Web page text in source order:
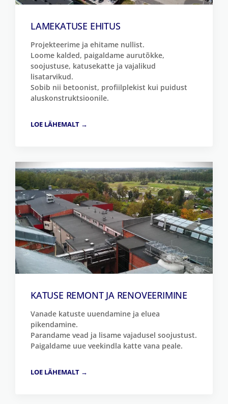
LAMEKATUSE EHITUS
Projekteerime ja ehitame nullist.
Loome kalded, paigaldame aurutõkke,
soojustuse, katusekatte ja vajalikud
lisatarvikud.
Sobib nii betoonist, profiilplekist kui puidust
aluskonstruktsioonile.
LOE LÄHEMALT →
KATUSE REMONT JA RENOVEERIMINE
Vanade katuste uuendamine ja eluea
pikendamine.
Parandame vead ja lisame vajadusel soojustust.
Paigaldame uue veekindla katte vana peale.
LOE LÄHEMALT →